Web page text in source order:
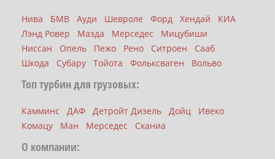
Нива БМВ Ауди Шевроле Форд Хендай
КИА
Лэнд Ровер
Мазда Мерседес
Мицубиши
Ниссан
Опель Пежо Рено Ситроен
Сааб
Шкода
Субару Тойота Фольксваген Вольво
Топ турбин для грузовых:
Камминс ДАФ Детройт Дизель Дойц
Ивеко
Комацу
Ман Мерседес Сканиа
О компании: